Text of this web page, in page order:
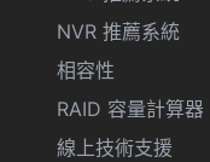
NVR 推薦系統
相容性
RAID 容量計算器
線上技術支援